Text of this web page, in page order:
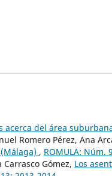
acerca del área
Romero Pérez, Ana
, ROMULA: Núm.
Gómez, Los